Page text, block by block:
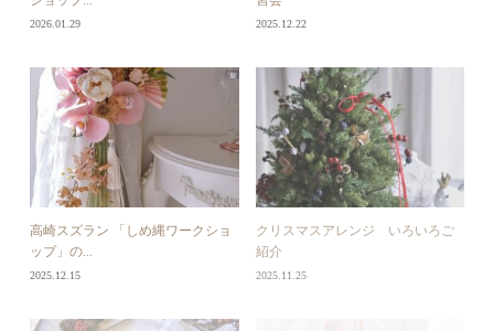
2026.01.29 2025.12.22
高崎スズラン 「しめ縄ワークショ
ップ」の...
2025.12.15
クリスマスアレンジ いろいろご
紹介
2025.11.25